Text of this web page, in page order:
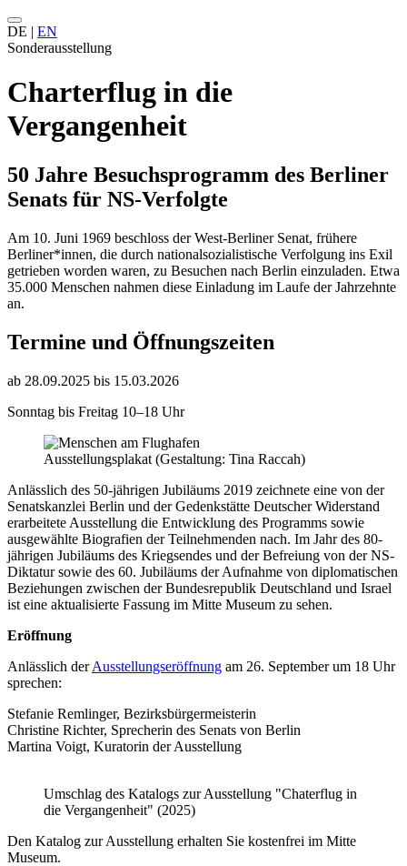
DE | EN
Sonderausstellung
Charterflug in die
Vergangenheit
50 Jahre Besuchsprogramm des Berliner
Senats für NS-Verfolgte
Am 10. Juni 1969 beschloss der West-Berliner Senat, frühere
Berliner*innen, die durch nationalsozialistische Verfolgung ins Exil
getrieben worden waren, zu Besuchen nach Berlin einzuladen. Etwa
35.000 Menschen nahmen diese Einladung im Laufe der Jahrzehnte
an.
Termine und Öffnungszeiten
ab 28.09.2025 bis 15.03.2026
Sonntag bis Freitag 10–18 Uhr
Ausstellungsplakat (Gestaltung: Tina Raccah)
Anlässlich des 50-jährigen Jubiläums 2019 zeichnete eine von der
Senatskanzlei Berlin und der Gedenkstätte Deutscher Widerstand
erarbeitete Ausstellung die Entwicklung des Programms sowie
ausgewählte Biografien der Teilnehmenden nach. Im Jahr des 80-
jährigen Jubiläums des Kriegsendes und der Befreiung von der NS-
Diktatur sowie des 60. Jubiläums der Aufnahme von diplomatischen
Beziehungen zwischen der Bundesrepublik Deutschland und Israel
ist eine aktualisierte Fassung im Mitte Museum zu sehen.
Eröffnung
Anlässlich derAusstellungseröffnung am 26. September um 18 Uhr
sprechen:
Stefanie Remlinger, Bezirksbürgermeisterin
Christine Richter, Sprecherin des Senats von Berlin
Martina Voigt, Kuratorin der Ausstellung
Umschlag des Katalogs zur Ausstellung "Chaterflug in
die Vergangenheit" (2025)
Den Katalog zur Ausstellung erhalten Sie kostenfrei im Mitte
Museum.